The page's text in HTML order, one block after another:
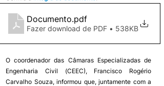
Documento.pdf
Fazer download de PDF • 538KB
O coordenador das Câmaras Especializadas de
Engenharia Civil (CEEC), Francisco Rogério
Carvalho Souza, informou que, juntamente com a